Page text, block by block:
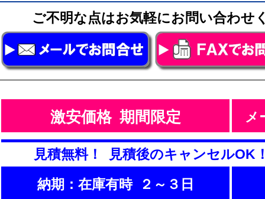
ご不明な点はお気軽にお問い合わ
激安価格 期間限定 メ
見積無料！ 見積後のキャンセルOK
納期：在庫有時 ２～３日